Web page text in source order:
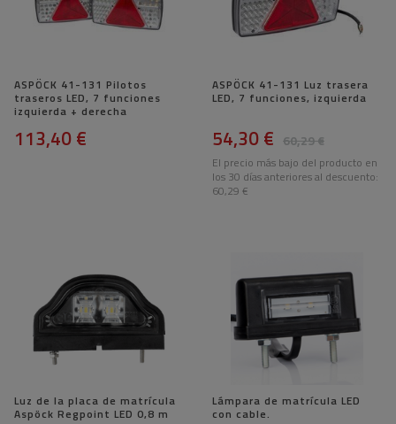
ASPÖCK 41-131 Pilotos
traseros LED, 7 funciones
izquierda + derecha
113,40 €
ASPÖCK 41-131 Luz trasera
LED, 7 funciones, izquierda
60,29 €
54,30 €
El precio más bajo del producto en
los 30 días anteriores al descuento:
60,29 €
Luz de la placa de matrícula
Aspöck Regpoint LED 0,8 m
Lámpara de matrícula LED
con cable.